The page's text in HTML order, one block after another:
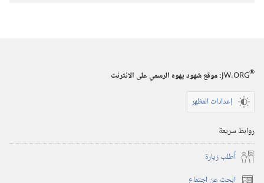
JW.ORG®
:‏ موقع شهود يهوه الرسمي على الانترنت
إعدادات المظهر
روابط سريعة
أُطلب زيارة
ابحث عن اجتماع